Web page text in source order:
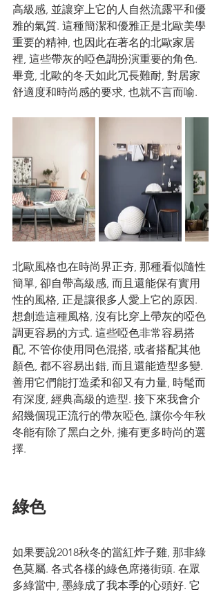
高級感, 並讓穿上它的人自然流露平和優
雅的氣質. 這種簡潔和優雅正是北歐美學
重要的精神, 也因此在著名的北歐家居
裡, 這些帶灰的啞色調扮演重要的角色.
畢竟, 北歐的冬天如此冗長難耐, 對居家
舒適度和時尚感的要求, 也就不言而喻.
北歐風格也在時尚界正夯, 那種看似隨性
簡單, 卻自帶高級感, 而且還能保有實用
性的風格, 正是讓很多人愛上它的原因.
想創造這種風格, 沒有比穿上帶灰的啞色
調更容易的方式. 這些啞色非常容易搭
配, 不管你使用同色混搭, 或者搭配其他
顏色, 都不容易出錯, 而且還能造型多變.
善用它們能打造柔和卻又有力量, 時髦而
有深度, 經典高級的造型. 接下來我會介
紹幾個現正流行的帶灰啞色, 讓你今年秋
冬能有除了黑白之外, 擁有更多時尚的選
擇.
綠色
如果要說2018秋冬的當紅炸子雞, 那非綠
色莫屬. 各式各樣的綠色席捲街頭. 在眾
多綠當中, 墨綠成了我本季的心頭好. 它